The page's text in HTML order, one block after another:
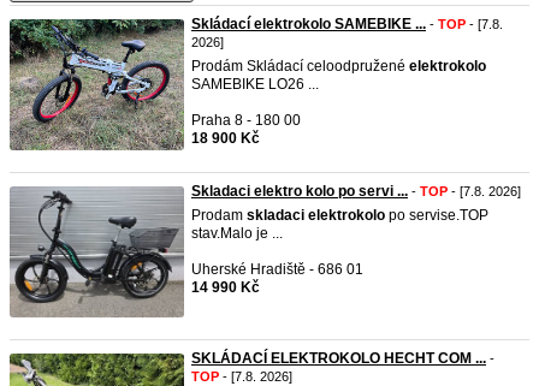
Skládací elektrokolo SAMEBIKE ... - TOP - [7.8.
2026]
Prodám Skládací celoodpružené elektrokolo
SAMEBIKE LO26 ...
Praha 8 - 180 00
18 900 Kč
Skladaci elektro kolo po servi ... - TOP - [7.8. 2026]
Prodam skladaci elektrokolo po servise.TOP
stav.Malo je ...
Uherské Hradiště - 686 01
14 990 Kč
SKLÁDACÍ ELEKTROKOLO HECHT COM ... -
TOP - [7.8. 2026]